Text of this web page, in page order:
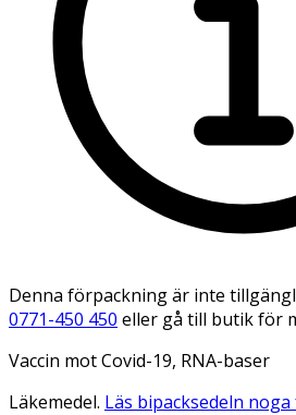
Denna förpackning är inte
0771-450 450 eller gå till butik för
Vaccin mot Covid-19, RNA-baser
Läkemedel. Läs bipacksedeln